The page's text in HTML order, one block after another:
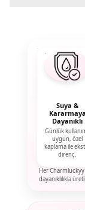
Suya &
Kararmaya
Dayanıklı
Günlük
uygun, özel
kaplama ile
direnç.
Her
dayanıklılıkla